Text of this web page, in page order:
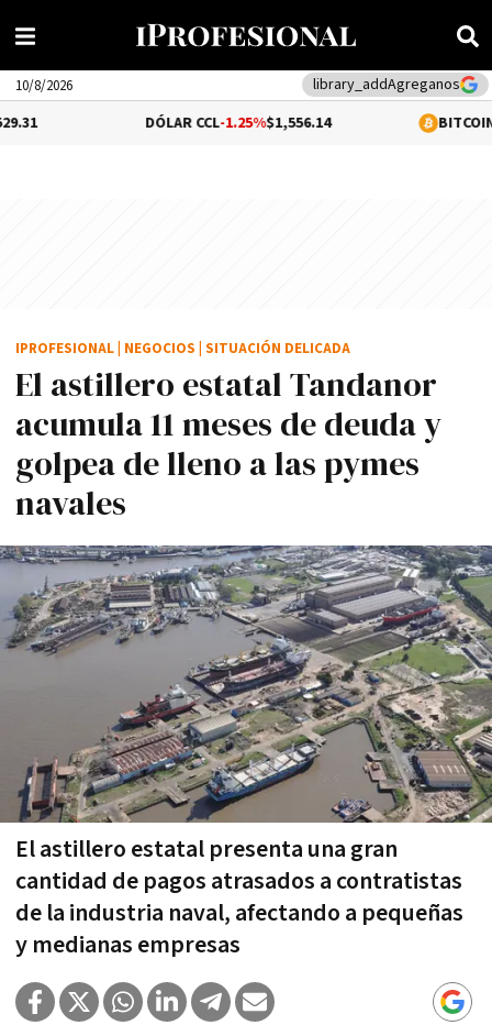
library_addAgreganos
10/8/2026
-1.25%$1,556.14 -0.04%
El astillero estatal Tandanor
acumula 11 meses de deuda y
golpea de lleno a las pymes
navales
El astillero estatal presenta una gran
cantidad de pagos atrasados a contratistas
de la industria naval, afectando a pequeñas
y medianas empresas
IPROFESIONAL NEGOCIOS SITUACIÓN DELICADA